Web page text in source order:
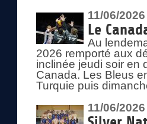
11/06/2026
Le
Au
2026 remporté aux
inclinée jeudi soir en
Canada. Les Bleus
Turquie puis
11/06/2026